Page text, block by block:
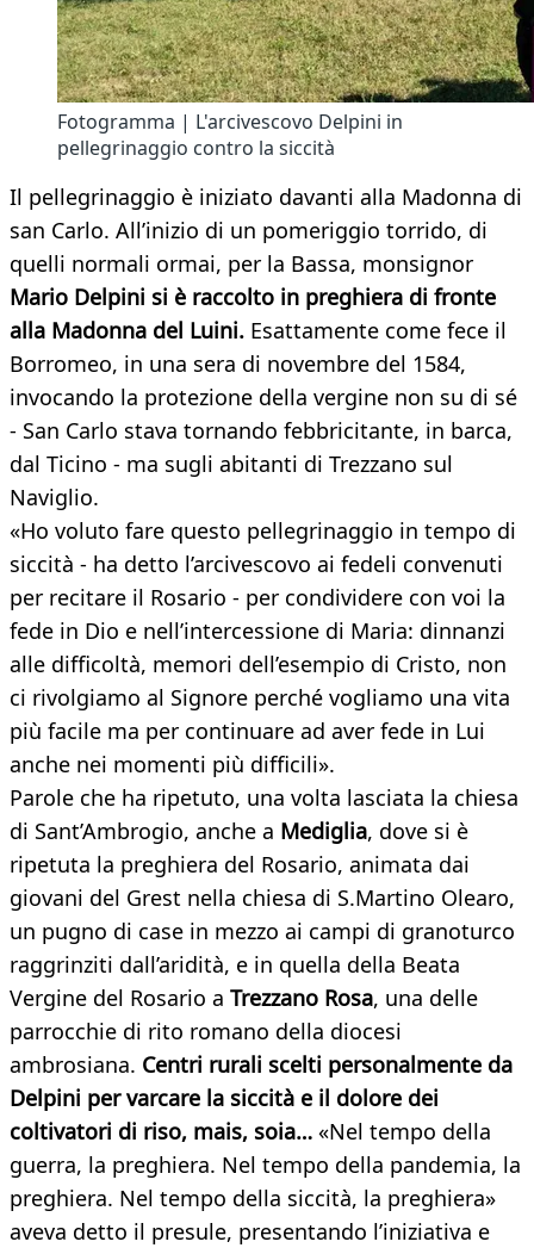
Fotogramma | L'arcivescovo Delpini in
pellegrinaggio contro la siccità
Il pellegrinaggio è iniziato davanti alla Madonna di
san Carlo. All’inizio di un pomeriggio torrido, di
quelli normali ormai, per la Bassa, monsignor
Mario Delpini si è raccolto in preghiera di fronte
alla Madonna del Luini. Esattamente come fece il
Borromeo, in una sera di novembre del 1584,
invocando la protezione della vergine non su di sé
- San Carlo stava tornando febbricitante, in barca,
dal Ticino - ma sugli abitanti di Trezzano sul
Naviglio.
«Ho voluto fare questo pellegrinaggio in tempo di
siccità - ha detto l’arcivescovo ai fedeli convenuti
per recitare il Rosario - per condividere con voi la
fede in Dio e nell’intercessione di Maria: dinnanzi
alle difficoltà, memori dell’esempio di Cristo, non
ci rivolgiamo al Signore perché vogliamo una vita
più facile ma per continuare ad aver fede in Lui
anche nei momenti più difficili».
Parole che ha ripetuto, una volta lasciata la chiesa
di Sant’Ambrogio, anche a Mediglia, dove si è
ripetuta la preghiera del Rosario, animata dai
giovani del Grest nella chiesa di S.Martino Olearo,
un pugno di case in mezzo ai campi di granoturco
raggrinziti dall’aridità, e in quella della Beata
Vergine del Rosario a Trezzano Rosa, una delle
parrocchie di rito romano della diocesi
ambrosiana. Centri rurali scelti personalmente da
Delpini per varcare la siccità e il dolore dei
coltivatori di riso, mais, soia… «Nel tempo della
guerra, la preghiera. Nel tempo della pandemia, la
preghiera. Nel tempo della siccità, la preghiera»
aveva detto il presule, presentando l’iniziativa e